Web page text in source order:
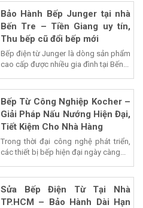
Bảo Hành Bếp Junger tại nhà
Bến Tre – Tiền Giang uy tín,
Thu bếp cũ đổi bếp mới
Bếp điện từ Junger là dòng sản phẩm
cao cấp được nhiều gia đình tại Bến...
Bếp Từ Công Nghiệp Kocher –
Giải Pháp Nấu Nướng Hiện Đại,
Tiết Kiệm Cho Nhà Hàng
Trong thời đại công nghệ phát triển,
các thiết bị bếp hiện đại ngày càng...
Sửa Bếp Điện Từ Tại Nhà
TP.HCM – Bảo Hành Dài Hạn